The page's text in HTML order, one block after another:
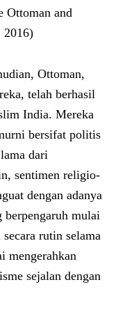
Ottoman and
2016)
Ottoman,
telah berhasil
India. Mereka
bersifat politis
dari
sentimen religio-
dengan adanya
mulai
rutin selama
mengerahkan
sejalan dengan